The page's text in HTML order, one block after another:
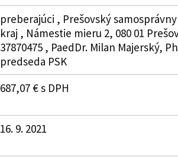
preberajúci , Prešovský samosprávny
kraj , Námestie mieru 2, 080 01
37870475 , PaedDr. Milan Majerský,
predseda PSK
687,07 € s DPH
16. 9. 2021